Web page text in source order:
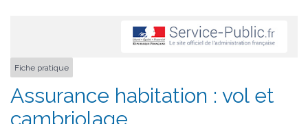
Fiche pratique
Assurance habitation : vol et
cambriolage